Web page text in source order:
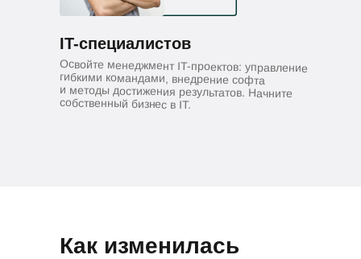
IT-специалистов
Освойте менеджмент IT-проектов: управление
гибкими командами, внедрение софта
и методы достижения результатов. Начните
собственный бизнес в IT.
Как изменилась